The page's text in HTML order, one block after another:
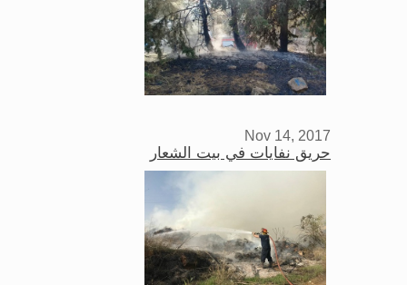
Nov 14, 2017
حريق نفايات في بيت الشعار